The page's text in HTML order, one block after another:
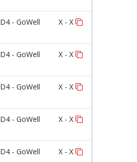
D4 - GoWell X - X
D4 - GoWell X - X
D4 - GoWell X - X
D4 - GoWell X - X
D4 - GoWell X - X